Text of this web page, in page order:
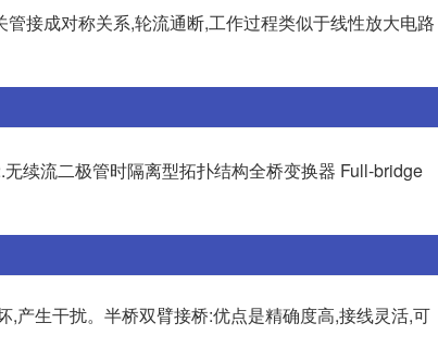
接成对称关系,轮流通断,工作过程类似于线性放大电路
续流二极管时隔离型拓扑结构全桥变换器 Full-bridge
产生干扰。半桥双臂接桥:优点是精确度高,接线灵活,可